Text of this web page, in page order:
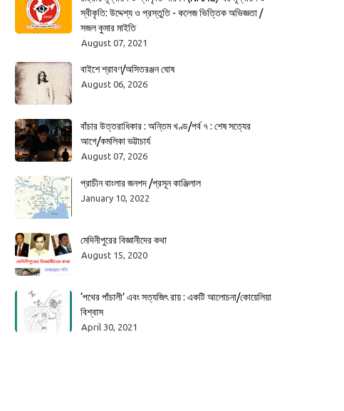
স্বীকৃতি: উদ্দেশ্য ও প্রস্তুতি - কলেজ ভিত্তিক অভিজ্ঞতা /
সজল কুমার মাইতি
August 07, 2021
বাইশে শ্রাবণ/অসিতরঞ্জন ঘোষ
August 06, 2026
বাঁচার উত্তরাধিকার : অন্তিম খণ্ড/পর্ব ৭ : শেষ সত্যের
আগে/কমলিকা ভট্টাচার্য
August 07, 2026
প্রাচীন বাংলার জনপদ /প্রসূন কাঞ্জিলাল
January 10, 2022
মেদিনীপুরের বিজ্ঞানীদের কথা
August 15, 2020
‘পথের পাঁচালী’ এবং সত্যজিৎ রায় : একটি আলোচনা/কোয়েলিয়া
বিশ্বাস
April 30, 2021